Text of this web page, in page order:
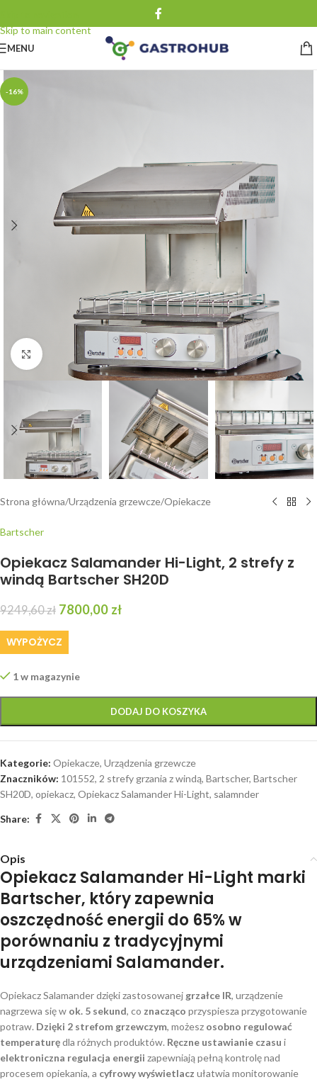
Skip to main content
MENU
-16%
Kliknij, aby powiększyć
Strona główna/Urządzenia grzewcze/Opiekacze
Bartscher
Opiekacz Salamander Hi-Light, 2 strefy z
windą Bartscher SH20D
9249,60zł 7800,00 zł
WYPOŻYCZ
1 w magazynie
DODAJ DO KOSZYKA
Kategorie: Opiekacze, Urządzenia grzewcze
Znaczników: 101552, 2 strefy grzania z windą, Bartscher, Bartscher
SH20D, opiekacz, Opiekacz Salamander Hi-Light, salamnder
Share:
Opis
Opiekacz Salamander Hi-Light marki
Bartscher, który zapewnia
oszczędność energii do 65%w
porównaniu z tradycyjnymi
urządzeniami Salamander.
Opiekacz Salamander dzięki zastosowanej grzałce IR, urządzenie
nagrzewa się w ok. 5 sekund, co znacząco przyspiesza przygotowanie
potraw. Dzięki 2 strefom grzewczym, możesz osobno regulować
temperaturędla różnych produktów. Ręczne ustawianie czasu i
elektroniczna regulacja energii zapewniają pełną kontrolę nad
procesem opiekania, a cyfrowy wyświetlacz ułatwia monitorowanie